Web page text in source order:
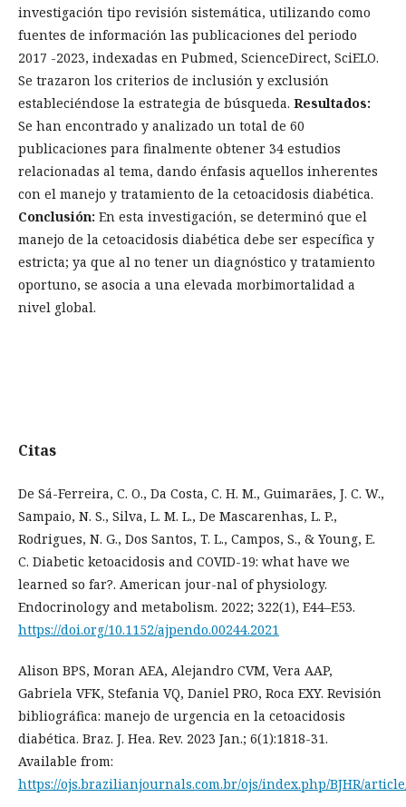
investigación tipo revisión sistemática, utilizando como
fuentes de información las publicaciones del periodo
2017 -2023, indexadas en Pubmed, ScienceDirect, SciELO.
Se trazaron los criterios de inclusión y exclusión
estableciéndose la estrategia de búsqueda. Resultados:
Se han encontrado y analizado un total de 60
publicaciones para finalmente obtener 34 estudios
relacionadas al tema, dando énfasis aquellos inherentes
con el manejo y tratamiento de la cetoacidosis diabética.
Conclusión: En esta investigación, se determinó que el
manejo de la cetoacidosis diabética debe ser específica y
estricta; ya que al no tener un diagnóstico y tratamiento
oportuno, se asocia a una elevada morbimortalidad a
nivel global.
Citas
De Sá-Ferreira, C. O., Da Costa, C. H. M., Guimarães, J. C. W.,
Sampaio, N. S., Silva, L. M. L., De Mascarenhas, L. P.,
Rodrigues, N. G., Dos Santos, T. L., Campos, S., & Young, E.
C. Diabetic ketoacidosis and COVID-19: what have we
learned so far?. American jour-nal of physiology.
Endocrinology and metabolism. 2022; 322(1), E44–E53.
https://doi.org/10.1152/ajpendo.00244.2021
Alison BPS, Moran AEA, Alejandro CVM, Vera AAP,
Gabriela VFK, Stefania VQ, Daniel PRO, Roca EXY. Revisión
bibliográfica: manejo de urgencia en la cetoacidosis
diabética. Braz. J. Hea. Rev. 2023 Jan.; 6(1):1818-31.
Available from:
https://ojs.brazilianjournals.com.br/ojs/index.php/BJHR/